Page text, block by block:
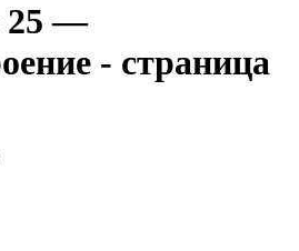
25 —
- страница